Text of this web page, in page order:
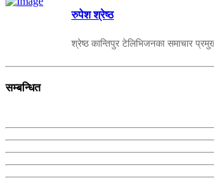
रुपेश श्रेष्ठ
श्रेष्ठ कान्तिपुर टेलिभिजनका समाचार
सम्बन्धित